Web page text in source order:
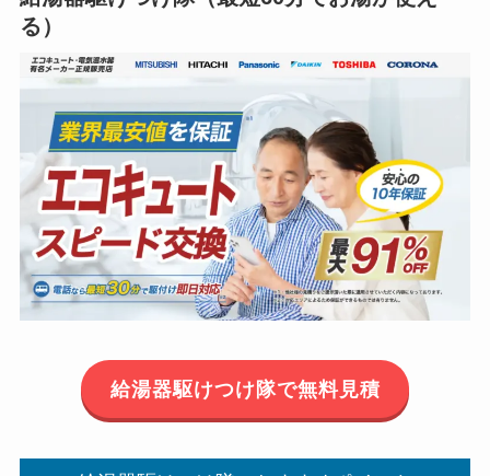
る）
給湯器駆けつけ隊で無料見積